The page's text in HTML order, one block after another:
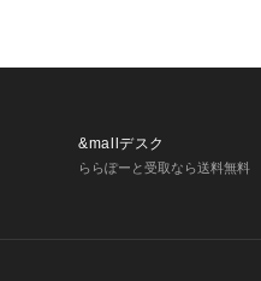
&mallデスク
ららぽーと受取なら送料無料